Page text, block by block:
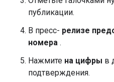
публикации.
В пресс- релизе
номера .
Нажмите на цифры в
подтверждения.